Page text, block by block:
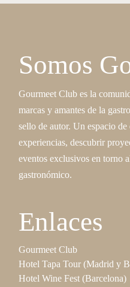
Mejor
Somos
Gourmeet Club es la
marcas y amantes de la
sello de autor. Un espacio
experiencias, descubrir
eventos exclusivos en torno
gastronómico.
Enlaces
Gourmeet Club
Hotel Tapa Tour (Madrid y
Hotel Wine Fest (Barcelona)